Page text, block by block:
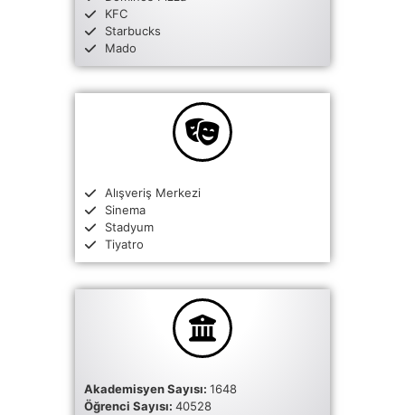
KFC
Starbucks
Mado
Alışveriş Merkezi
Sinema
Stadyum
Tiyatro
Akademisyen Sayısı: 1648
Öğrenci Sayısı: 40528